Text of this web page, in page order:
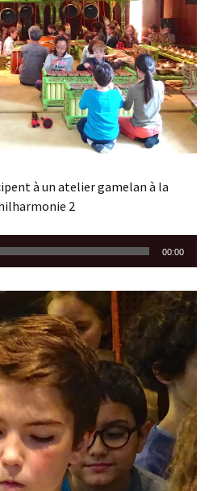
à un atelier gamelan à la
2
00:00